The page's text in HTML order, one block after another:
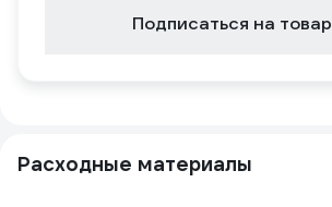
Подписаться на товар
Расходные материалы